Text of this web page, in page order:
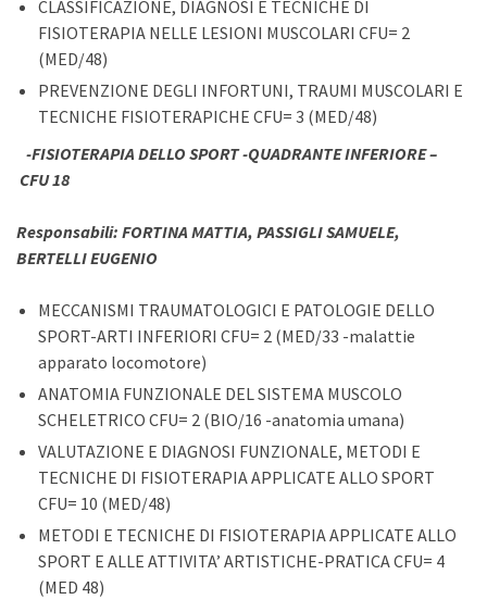
CLASSIFICAZIONE, DIAGNOSI E TECNICHE DI
FISIOTERAPIA NELLE LESIONI MUSCOLARI CFU= 2
(MED/48)
PREVENZIONE DEGLI INFORTUNI, TRAUMI MUSCOLARI E
TECNICHE FISIOTERAPICHE CFU= 3 (MED/48)
-FISIOTERAPIA DELLO SPORT -QUADRANTE INFERIORE –
CFU 18
Responsabili: FORTINA MATTIA, PASSIGLI SAMUELE,
BERTELLI EUGENIO
MECCANISMI TRAUMATOLOGICI E PATOLOGIE DELLO
SPORT-ARTI INFERIORI CFU= 2 (MED/33 -malattie
apparato locomotore)
ANATOMIA FUNZIONALE DEL SISTEMA MUSCOLO
SCHELETRICO CFU= 2 (BIO/16 -anatomia umana)
VALUTAZIONE E DIAGNOSI FUNZIONALE, METODI E
TECNICHE DI FISIOTERAPIA APPLICATE ALLO SPORT
CFU= 10 (MED/48)
METODI E TECNICHE DI FISIOTERAPIA APPLICATE ALLO
SPORT E ALLE ATTIVITA’ ARTISTICHE-PRATICA CFU= 4
(MED 48)